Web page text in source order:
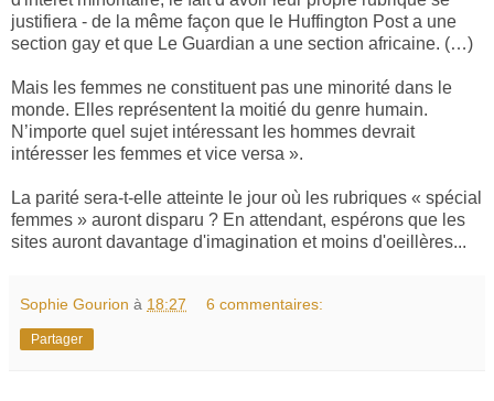
justifiera - de la même façon que le Huffington Post a une
section gay et que Le Guardian a une section africaine. (…)
Mais les femmes ne constituent pas une minorité dans le
monde. Elles représentent la moitié du genre humain.
N’importe quel sujet intéressant les hommes devrait
intéresser les femmes et vice versa ».
La parité sera-t-elle atteinte le jour où les rubriques « spécial
femmes » auront disparu ? En attendant, espérons que les
sites auront davantage d'imagination et moins d'oeillères...
Sophie Gourion à 18:27 6 commentaires:
Partager